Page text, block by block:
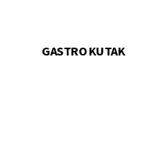
GASTRO KUTAK